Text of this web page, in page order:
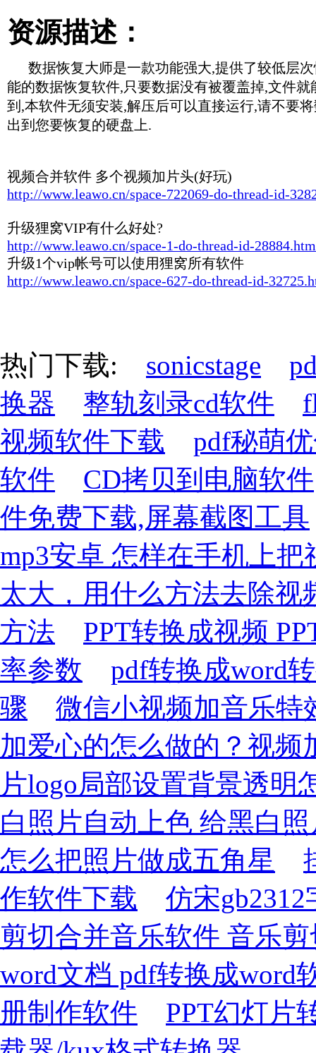
资源描述：
数据恢复大师是一款功能强大,提供了较低层次
能的数据恢复软件,只要数据没有被覆盖掉,文件就
到,本软件无须安装,解压后可以直接运行,请不要
出到您要恢复的硬盘上.
视频合并软件 多个视频加片头(好玩)
http://www.leawo.cn/space-722069-do-thread-id-
升级狸窝VIP有什么好处?
http://www.leawo.cn/space-1-do-thread-id-
升级1个vip帐号可以使用狸窝所有软件
http://www.leawo.cn/space-627-do-thread-id-
热门下载: sonicstage
换器
整轨刻录cd软件
视频软件下载
pdf秘萌
软件
CD拷贝到电脑软件
件免费下载,屏幕截图工具
mp3安卓 怎样在手机上
太大，用什么方法去除
方法
PPT转换成视频
率参数
pdf转换成word
骤
微信小视频加音乐特
加爱心的怎么做的？视频
片logo局部设置背景透明
白照片自动上色 给黑白
怎么把照片做成五角星
作软件下载
仿宋
剪切合并音乐软件 音乐
word文档 pdf转换成word
册制作软件
PPT幻灯片